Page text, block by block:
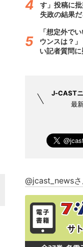
す」投稿に
失政の結果だ
「想定外で
ウンスは？
い記者質問
J-CAST
最
@jcast_news